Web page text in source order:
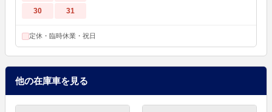
30
31
定休・臨時休業・祝日
他の在庫車を見る